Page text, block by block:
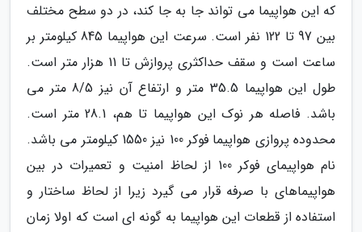
که این هواپیما می تواند جا به جا کند، در دو سطح مختلف
بین 97 تا 122 نفر است. سرعت این هواپیما 845 کیلومتر بر
ساعت است و سقف حداکثری پروازش تا 11 هزار متر است.
طول این هواپیما 35.5 متر و ارتفاع آن نیز 8/5 متر می
باشد. فاصله هر نوک این هواپیما تا هم، 28.1 متر است.
محدوده پروازی هواپیما فوکر 100 نیز 1550 کیلومتر می باشد.
نام هواپیمای فوکر 100 از لحاظ امنیت و تعمیرات در بین
هواپیماهای با صرفه قرار می گیرد زیرا از لحاظ ساختار و
استفاده از قطعات این هواپیما به گونه ای است که اولا زمان